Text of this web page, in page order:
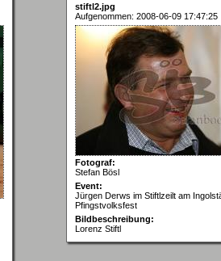
stiftl2.jpg
Aufgenommen: 2008-06-09 17:47:25
Fotograf:
Stefan Bösl
Event:
Jürgen Derws im Stiftlzeilt am
Pfingstvolksfest
Bildbeschreibung:
Lorenz Stiftl